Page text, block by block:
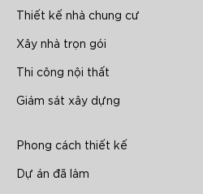
Thiết kế nhà chung cư
Xây nhà trọn gói
Thi công nội thất
Giám sát xây dựng
Phong cách thiết kế
Dự án đã làm